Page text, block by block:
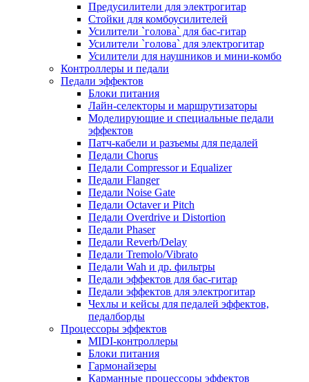
Предусилители для электрогитар
Стойки для комбоусилителей
Усилители `голова` для бас-гитар
Усилители `голова` для электрогитар
Усилители для наушников и мини-комбо
Контроллеры и педали
Педали эффектов
Блоки питания
Лайн-селекторы и маршрутизаторы
Моделирующие и специальные педали
эффектов
Патч-кабели и разъемы для педалей
Педали Chorus
Педали Compressor и Equalizer
Педали Flanger
Педали Noise Gate
Педали Octaver и Pitch
Педали Overdrive и Distortion
Педали Phaser
Педали Reverb/Delay
Педали Tremolo/Vibrato
Педали Wah и др. фильтры
Педали эффектов для бас-гитар
Педали эффектов для электрогитар
Чехлы и кейсы для педалей эффектов,
педалборды
Процессоры эффектов
MIDI-контроллеры
Блоки питания
Гармонайзеры
Карманные процессоры эффектов